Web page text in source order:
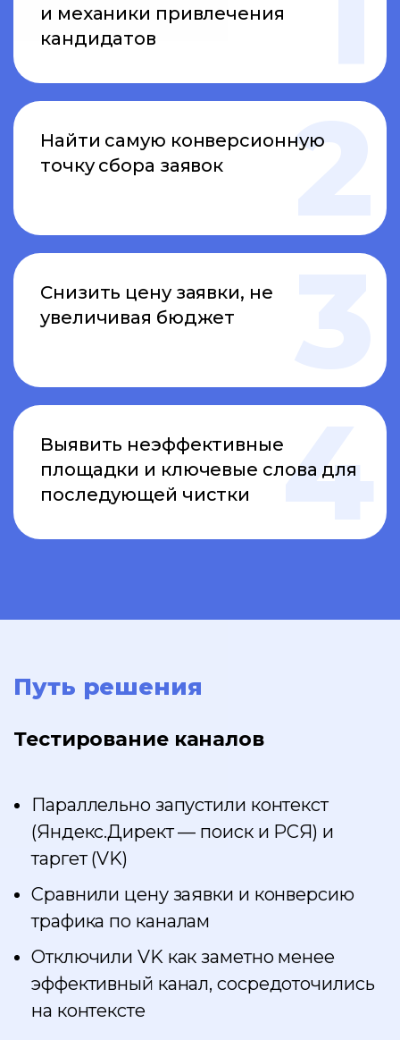
и механики привлечения
кандидатов
Найти самую конверсионную
точку сбора заявок
Снизить цену заявки, не
увеличивая бюджет
Выявить неэффективные
площадки и ключевые слова для
последующей чистки
Путь решения
Тестирование каналов
Параллельно запустили контекст
(Яндекс.Директ — поиск и РСЯ) и
таргет (VK)
Сравнили цену заявки и конверсию
трафика по каналам
Отключили VK как заметно менее
эффективный канал, сосредоточились
на контексте